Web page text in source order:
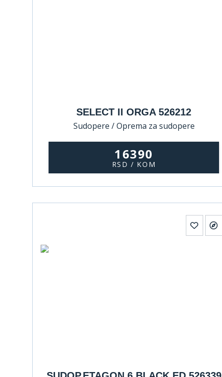
SELECT II ORGA 526212
Sudopere / Oprema za sudopere
16390
RSD / KOM